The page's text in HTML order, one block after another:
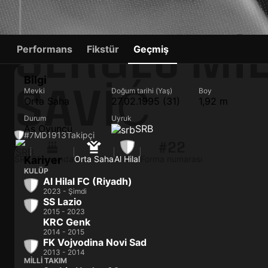
SERGEJ
SAVIĆ
#7MD1913Takipçi
SRB31 yaşında Orta SahaAl Hilal
Performans Fikstür Geçmiş
Bilgi
Mevki
Orta Saha
Doğum tarihi (Yaş)
27.02.1995 (31)
Boy
1,92 m
Durum
As Oyuncu
Uyruk
SRB
Kariyer
KULÜP
Al Hilal FC (Riyadh)
2023 - Şimdi
SS Lazio
2015 - 2023
KRC Genk
2014 - 2015
FK Vojvodina Novi Sad
2013 - 2014
MILLI TAKIM